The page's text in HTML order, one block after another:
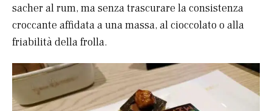
sacher al rum, ma senza trascurare la consistenza
croccante affidata a una massa, al cioccolato o alla
friabilità della frolla.